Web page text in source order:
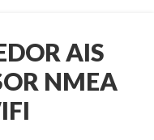
AIS
NMEA